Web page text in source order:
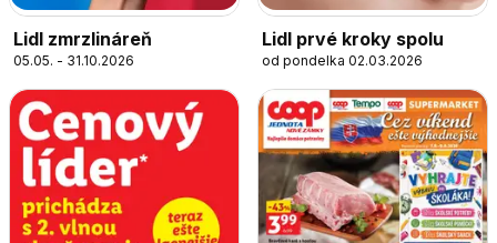
Lidl zmrzlináreň
05.05. - 31.10.2026
Lidl prvé kroky spolu
od pondelka 02.03.2026